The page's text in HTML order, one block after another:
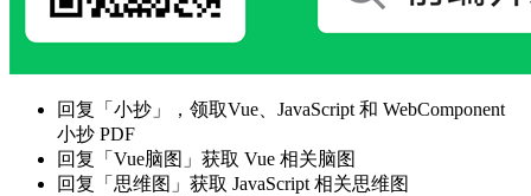
回复「小抄」，领取Vue、JavaScript 和 WebComponent
小抄 PDF
回复「Vue脑图」获取 Vue 相关脑图
回复「思维图」获取 JavaScript 相关思维图